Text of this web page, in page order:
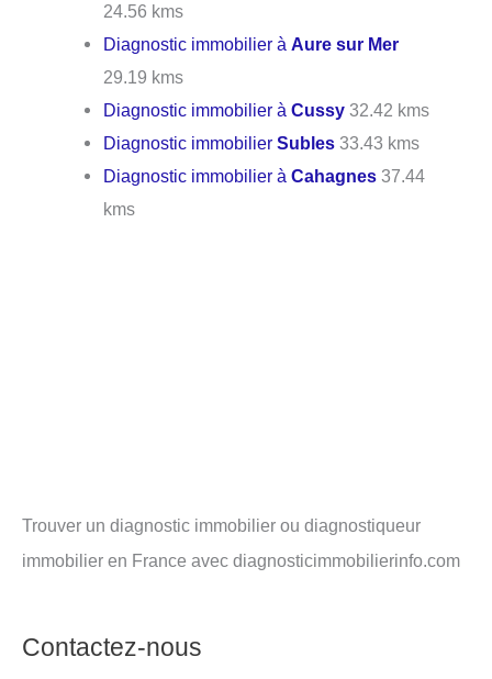
24.56 kms
Diagnostic immobilier àAure sur Mer
29.19 kms
Diagnostic immobilier àCussy 32.42 kms
Diagnostic immobilierSubles 33.43 kms
Diagnostic immobilier àCahagnes 37.44
kms
Trouver un diagnostic immobilier ou diagnostiqueur
immobilier en France avec diagnosticimmobilierinfo.com
Contactez-nous